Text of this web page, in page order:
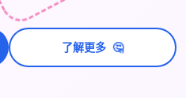
了解更多 🤔